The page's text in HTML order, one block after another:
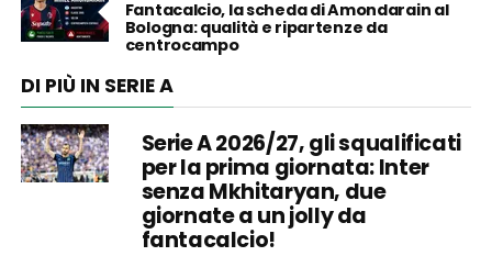
Fantacalcio, la scheda di Amondarain al
Bologna: qualità e ripartenze da
centrocampo
DI PIÙ IN SERIE A
Serie A 2026/27, gli squalificati
per la prima giornata: Inter
senza Mkhitaryan, due
giornate a un jolly da
fantacalcio!